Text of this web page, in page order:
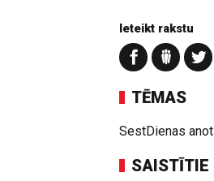
Ieteikt rakstu
TĒMAS
SestDienas
SAISTĪTIE